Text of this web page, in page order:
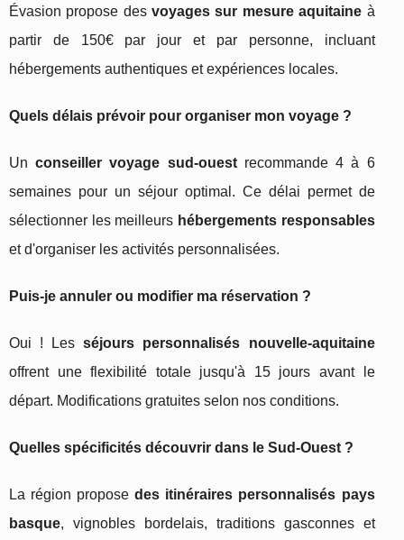
Évasion propose desvoyages sur mesure aquitaine à
partir de 150€ par jour et par personne, incluant
hébergements authentiques et expériences locales.
Quels délais prévoir pour organiser mon voyage ?
Unconseiller voyage sud-ouestrecommande 4 à 6
semaines pour un séjour optimal. Ce délai permet de
sélectionner les meilleurs hébergements responsables
et d'organiser les activités personnalisées.
Puis-je annuler ou modifier ma réservation ?
Oui ! Lesséjours personnalisés nouvelle-aquitaine
offrent une flexibilité totale jusqu'à 15 jours avant le
départ. Modifications gratuites selon nos conditions.
Quelles spécificités découvrir dans le Sud-Ouest ?
La région proposedes itinéraires personnalisés pays
basque, vignobles bordelais, traditions gasconnes et